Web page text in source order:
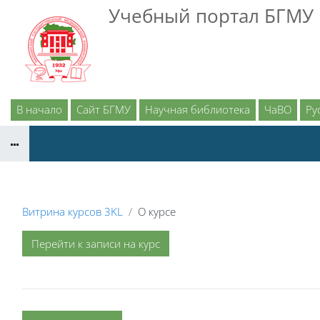
Перейти к основному содержаниюУчебный портал БГМУ
В начало Сайт БГМУ Научная библиотека ЧаВО
Витрина курсов 3KL О курсе
Перейти к записи на курс